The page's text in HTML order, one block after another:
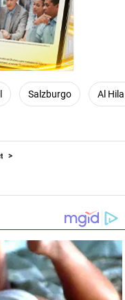
Salzburgo Al